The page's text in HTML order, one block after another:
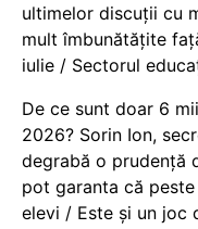
ultimelor discuții cu
mult îmbunătățite
iulie / Sectorul
De ce sunt doar 6
2026? Sorin Ion,
degrabă o prudență
pot garanta că
elevi / Este și un joc